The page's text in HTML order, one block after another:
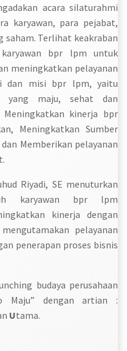
acara silaturahmi
karyawan, para pejabat,
saham. Terlihat keakraban
bpr lpm untuk
meningkatkan pelayanan
dan misi bpr lpm, yaitu
yang maju, sehat dan
Meningkatkan kinerja bpr
Meningkatkan Sumber
Memberikan pelayanan
Riyadi, SE menuturkan
karyawan bpr lpm
kinerja dengan
pelayanan
penerapan proses bisnis
budaya perusahaan
Maju” dengan artian :
Utama.